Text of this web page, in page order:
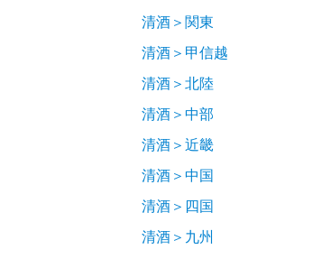
清酒＞関東
清酒＞甲信越
清酒＞北陸
清酒＞中部
清酒＞近畿
清酒＞中国
清酒＞四国
清酒＞九州